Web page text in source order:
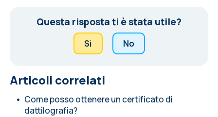
Questa risposta ti è stata utile?
Sì No
Articoli correlati
Come posso ottenere un certificato di
dattilografia?